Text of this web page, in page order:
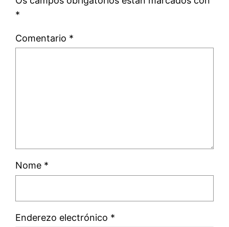
*
Comentario *
Nome *
Enderezo electrónico *